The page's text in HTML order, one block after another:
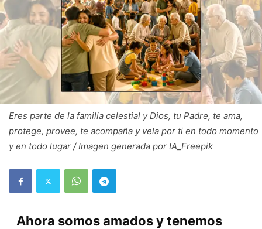
Eres parte de la familia celestial y Dios, tu Padre, te ama,
protege, provee, te acompaña y vela por ti en todo momento
y en todo lugar / Imagen generada por IA_Freepik
Ahora somos amados y tenemos